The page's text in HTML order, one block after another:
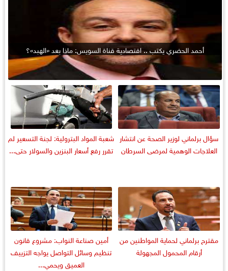
أحمد الحضري يكتب .. اقتصادية قناة السويس: ماذا بعد «الهبد»؟
سؤال برلماني لوزير الصحة عن انتشار
العلاجات الوهمية لمرضى السرطان
شعبة المواد البترولية: لجنة التسعير لم
تقرر رفع أسعار البنزين والسولار حتى...
مقترح برلماني لحماية المواطنين من
أرقام المحمول المجهولة
أمين صناعة النواب: مشروع قانون
تنظيم وسائل التواصل يواجه التزييف
العميق ويحمي...